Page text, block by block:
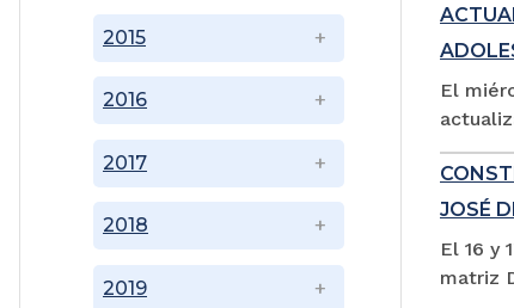
2015
2016
2017
2018
2019
El
JOSÉ
El 16 y
matriz